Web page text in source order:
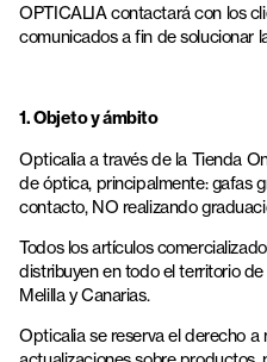
OPTICALIA contactará con los
comunicados a fin de solucionar
1. Objeto y ámbito
Opticalia a través de la Tienda
de óptica, principalmente: gafas
contacto, NO realizando
Todos los artículos
distribuyen en todo el territorio
Melilla y Canarias.
Opticalia se reserva el derecho a